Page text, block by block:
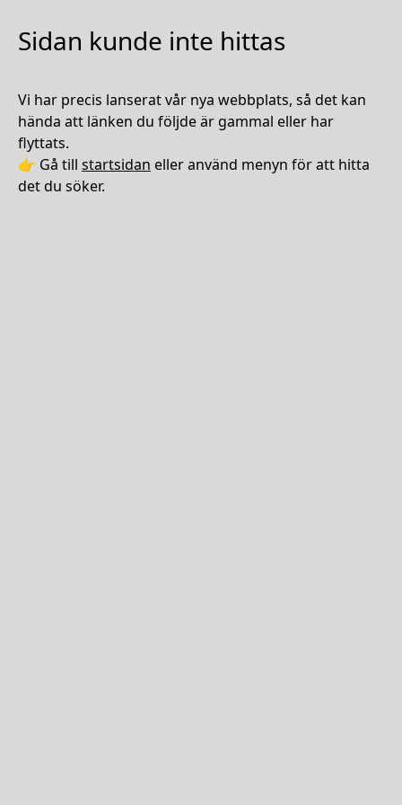
Sidan kunde inte hittas
Vi har precis lanserat vår nya webbplats, så det kan
hända att länken du följde är gammal eller har
flyttats.
👉 Gå till startsidan eller använd menyn för att hitta
det du söker.